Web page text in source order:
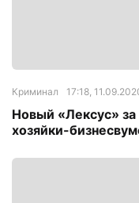
Криминал 17:18,
Новый «Лексус»
хозяйки-